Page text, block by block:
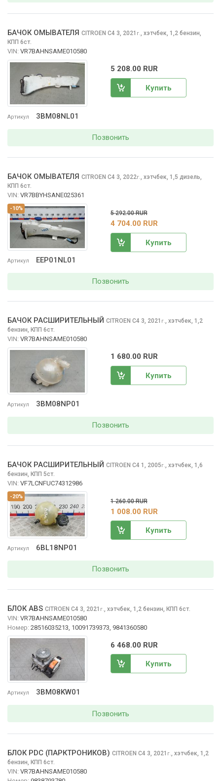
Артикул 3BM08NL01
БАЧОК ОМЫВАТЕЛЯ CITROEN C4 3, 2021 г., хэтчбек, 1,2 бензин,
КПП 6ст.
VIN: VR7BAHNSAME010580
5 208.00 RUR
Купить
Позвонить
-10%
Артикул EEP01NL01
БАЧОК ОМЫВАТЕЛЯ CITROEN C4 3, 2022г., хэтчбек, 1,5 дизель,
КПП 6ст.
VIN: VR7BBYHSANE025361
5 292.00 RUR
4 704.00 RUR
Купить
Позвонить
Артикул 3BM08NP01
БАЧОК РАСШИРИТЕЛЬНЫЙ CITROEN C4 3, 2021 г., хэтчбек, 1,2
бензин, КПП 6ст.
VIN: VR7BAHNSAME010580
1 680.00 RUR
Купить
Позвонить
-20%
Артикул 6BL18NP01
БАЧОК РАСШИРИТЕЛЬНЫЙ CITROEN C4 1, 2005г.
хэтчбек, 1,6
бензин, КПП 5ст.
VIN: VF7LCNFUC74312986
1 260.00 RUR
1 008.00 RUR
Купить
Позвонить
Артикул 3BM08KW01
БЛОК ABS CITROEN C4 3, 2021 г. хэтчбек, 1,2 бензин, КПП 6ст.
VIN: VR7BAHNSAME010580
Номер: 28516035213, 10091739373, 9841360580
6 468.00 RUR
Купить
Позвонить
БЛОК PDC (ПАРКТРОНИКОВ) CITROEN C4 3, 2021 г. хэтчбек, 1,2
бензин, КПП 6ст.
VIN: VR7BAHNSAME010580